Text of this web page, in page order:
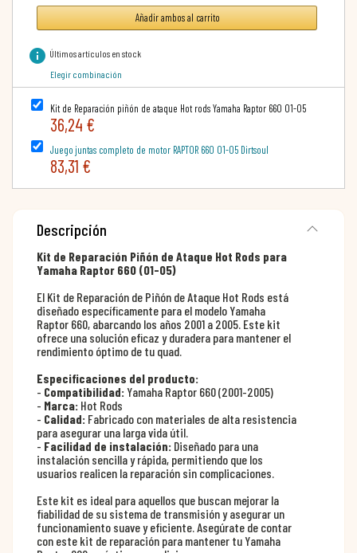
Añadir ambos al carrito
info Últimos artículos en stock
Elegir combinación
Kit de Reparación piñón de ataque Hot rods Yamaha Raptor 660 01-05
36,24 €
Juego juntas completo de motor RAPTOR 660 01-05 Dirtsoul
83,31 €
Descripción
Kit de Reparación Piñón de Ataque Hot Rods para
Yamaha Raptor 660 (01-05)
El Kit de Reparación de Piñón de Ataque Hot Rods está
diseñado específicamente para el modelo Yamaha
Raptor 660, abarcando los años 2001 a 2005. Este kit
ofrece una solución eficaz y duradera para mantener el
rendimiento óptimo de tu quad.
Especificaciones del producto:
- Compatibilidad: Yamaha Raptor 660 (2001-2005)
- Marca: Hot Rods
- Calidad: Fabricado con materiales de alta resistencia
para asegurar una larga vida útil.
- Facilidad de instalación: Diseñado para una
instalación sencilla y rápida, permitiendo que los
usuarios realicen la reparación sin complicaciones.
Este kit es ideal para aquellos que buscan mejorar la
fiabilidad de su sistema de transmisión y asegurar un
funcionamiento suave y eficiente. Asegúrate de contar
con este kit de reparación para mantener tu Yamaha